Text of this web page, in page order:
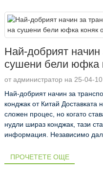
Най-добрият начин
сушени бели юфка
от администратор на 25-04-10
Най-добрият начин за
конджак от Китай
сложен процес, но когато
нудли шираз конджак, тази
информация. Независимо
ПРОЧЕТЕТЕ ОЩЕ